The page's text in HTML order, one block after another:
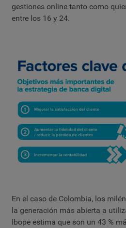
gestiones online tanto como
entre los 16 y 24.
En el caso de Colombia, los
la generación más abierta a
Ibope estima que son un 43 %